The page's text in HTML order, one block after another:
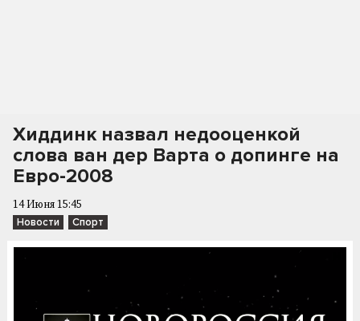
Хиддинк назвал недооценкой
слова ван дер Варта о допинге на
Евро-2008
14 Июня 15:45
Новости Спорт